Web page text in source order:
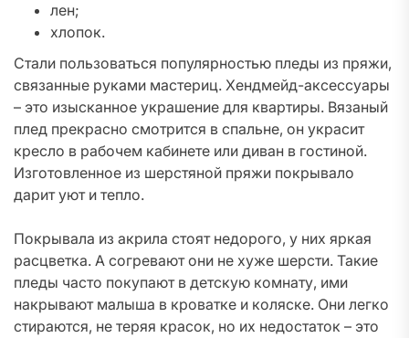
лен;
хлопок.
Стали пользоваться популярностью пледы из пряжи,
связанные руками мастериц. Хендмейд-аксессуары
– это изысканное украшение для квартиры. Вязаный
плед прекрасно смотрится в спальне, он украсит
кресло в рабочем кабинете или диван в гостиной.
Изготовленное из шерстяной пряжи покрывало
дарит уют и тепло.
Покрывала из акрила стоят недорого, у них яркая
расцветка. А согревают они не хуже шерсти. Такие
пледы часто покупают в детскую комнату, ими
накрывают малыша в кроватке и коляске. Они легко
стираются, не теряя красок, но их недостаток – это